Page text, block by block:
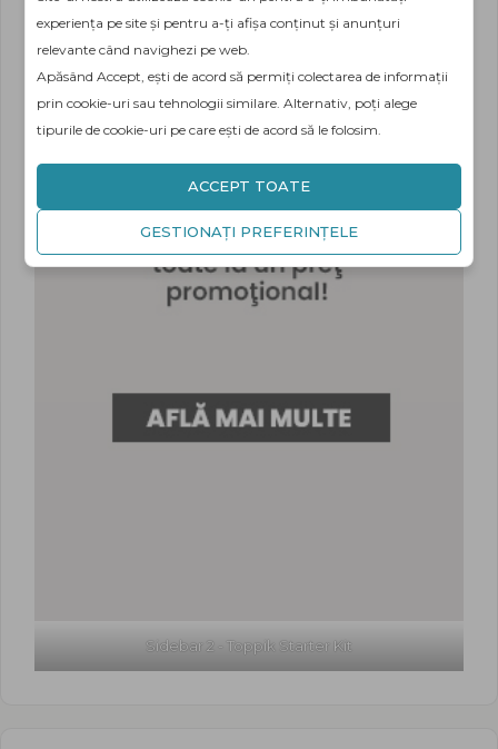
Sidebar 2 - Toppik Starter Kit
experiența pe site și pentru a-ți afișa conținut și anunțuri
relevante când navighezi pe web.
Apăsând Accept, ești de acord să permiți colectarea de informații
prin cookie-uri sau tehnologii similare. Alternativ, poți alege
tipurile de cookie-uri pe care ești de acord să le folosim.
GESTIONAȚI PREFERINȚELE
ACCEPT TOATE